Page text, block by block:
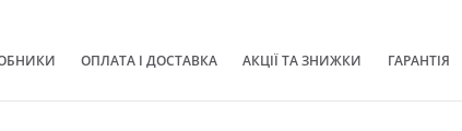
ОПЛАТА І ДОСТАВКА АКЦІЇ ТА ЗНИЖКИ ГАРАНТІЯ